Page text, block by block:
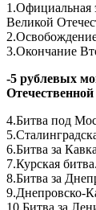
1.Официальная
Великой
3.Окончание
-5 рублевых
Отечественной
4.Битва под
6.Битва за
7.Курская битва.
8.Битва за
9.Днепровско-